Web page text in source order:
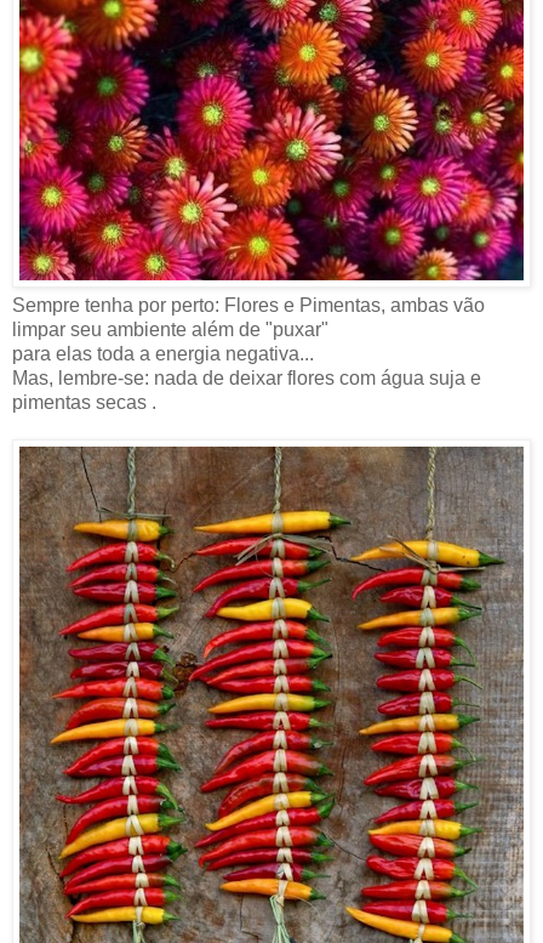
Sempre tenha por perto: Flores e Pimentas, ambas vão
limpar seu ambiente além de "puxar"
para elas toda a energia negativa...
Mas, lembre-se: nada de deixar flores com água suja e
pimentas secas .